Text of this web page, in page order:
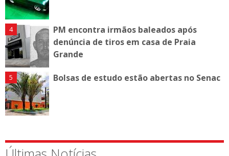
PM encontra irmãos baleados após
denúncia de tiros em casa de Praia
Grande
Bolsas de estudo estão abertas no Senac